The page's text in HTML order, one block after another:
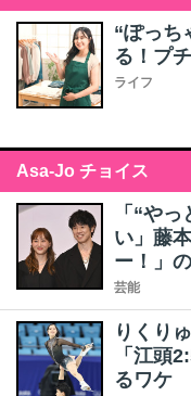
“ぽっち
る！プ
ライフ
Asa-Jo チョイス
「“や
い」藤
ー！」
芸能
りくり
「江頭
るワケ